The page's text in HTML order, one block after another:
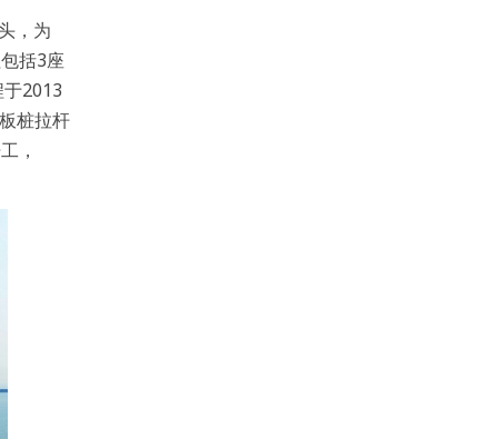
，为
括3座
2013
桩拉杆
，